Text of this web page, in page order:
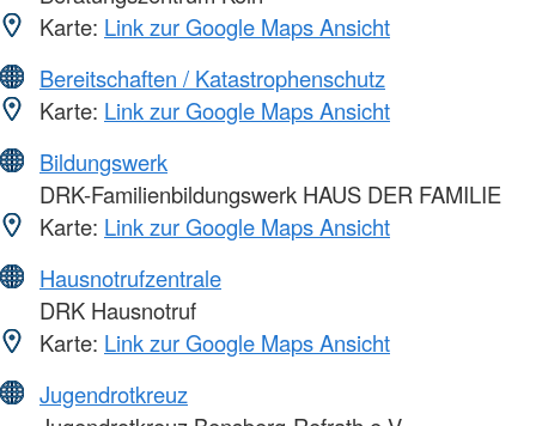
Karte: Link zur Google Maps Ansicht
Bereitschaften / Katastrophenschutz
Karte: Link zur Google Maps Ansicht
Bildungswerk
DRK-Familienbildungswerk HAUS DER FAMILIE
Karte: Link zur Google Maps Ansicht
Hausnotrufzentrale
DRK Hausnotruf
Karte: Link zur Google Maps Ansicht
Jugendrotkreuz